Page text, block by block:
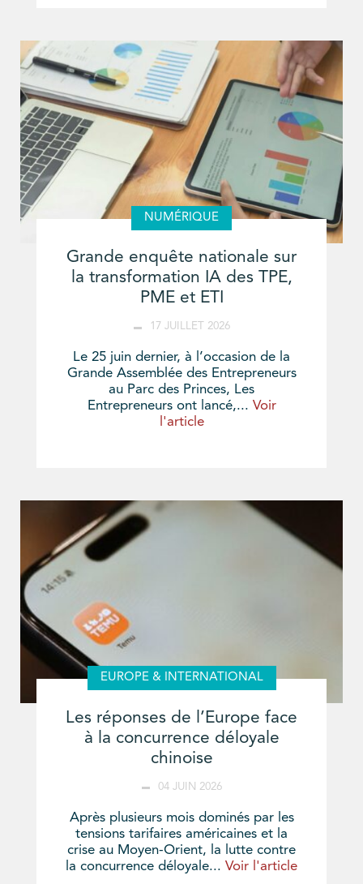
NUMÉRIQUE
Grande enquête nationale sur
la transformation IA des TPE,
PME et ETI
17 JUILLET 2026
Le 25 juin dernier, à l’occasion de la
Grande Assemblée des Entrepreneurs
au Parc des Princes, Les
Entrepreneurs ont lancé,... Voir
l'article
EUROPE & INTERNATIONAL
Les réponses de l’Europe face
à la concurrence déloyale
chinoise
04 JUIN 2026
Après plusieurs mois dominés par les
tensions tarifaires américaines et la
crise au Moyen-Orient, la lutte contre
la concurrence déloyale... Voir l'article